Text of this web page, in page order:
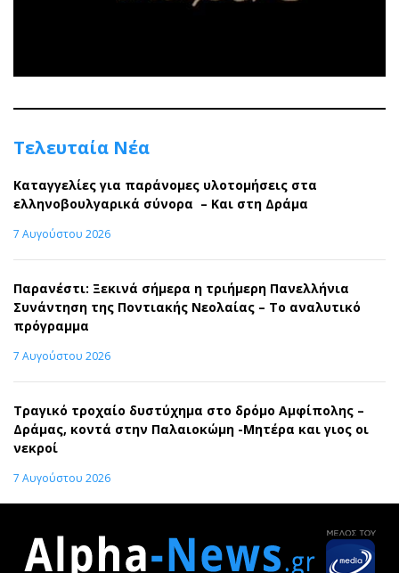
Τελευταία Νέα
Καταγγελίες για παράνομες υλοτομήσεις στα
ελληνοβουλγαρικά σύνορα – Και στη Δράμα
7 Αυγούστου 2026
Παρανέστι: Ξεκινά σήμερα η τριήμερη Πανελλήνια
Συνάντηση της Ποντιακής Νεολαίας – Το αναλυτικό
πρόγραμμα
7 Αυγούστου 2026
Τραγικό τροχαίο δυστύχημα στο δρόμο Αμφίπολης –
Δράμας, κοντά στην Παλαιοκώμη -Μητέρα και γιος οι
νεκροί
7 Αυγούστου 2026